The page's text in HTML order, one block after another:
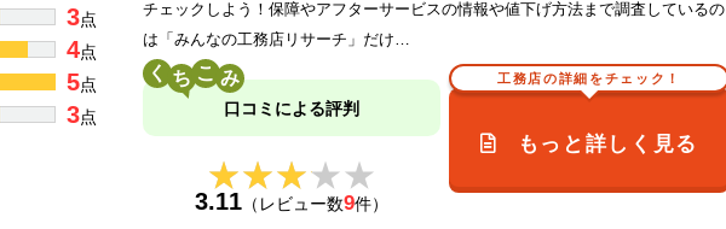
3点
4点
5点
3点
チェックしよう！保障やアフターサービスの情報や値下げ方法まで調査しているの
は「みんなの工務店リサーチ」だけ…
く こ
口コミによる評判
★★★★★
★★★★★
3.11 （レビュー数9件）
工務店の詳細をチェック！
もっと詳しく見る